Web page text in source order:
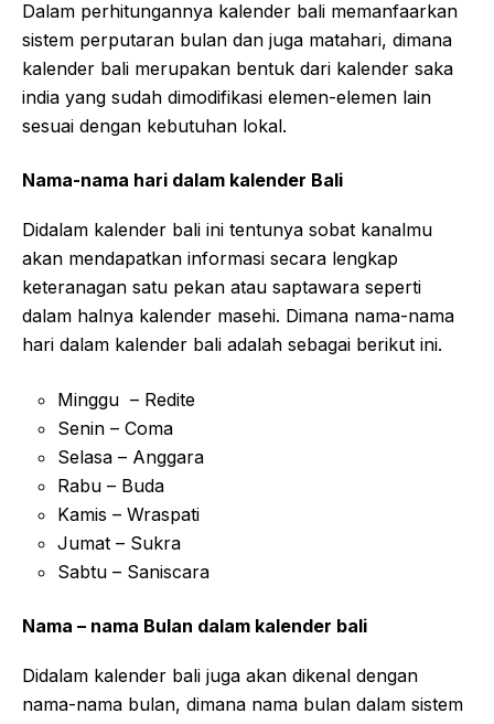
Dalam perhitungannya kalender bali memanfaarkan
sistem perputaran bulan dan juga matahari, dimana
kalender bali merupakan bentuk dari kalender saka
india yang sudah dimodifikasi elemen-elemen lain
sesuai dengan kebutuhan lokal.
Nama-nama hari dalam kalender Bali
Didalam kalender bali ini tentunya sobat kanalmu
akan mendapatkan informasi secara lengkap
keteranagan satu pekan atau saptawara seperti
dalam halnya kalender masehi. Dimana nama-nama
hari dalam kalender bali adalah sebagai berikut ini.
Minggu – Redite
Senin – Coma
Selasa – Anggara
Rabu – Buda
Kamis – Wraspati
Jumat – Sukra
Sabtu – Saniscara
Nama – nama Bulan dalam kalender bali
Didalam kalender bali juga akan dikenal dengan
nama-nama bulan, dimana nama bulan dalam sistem